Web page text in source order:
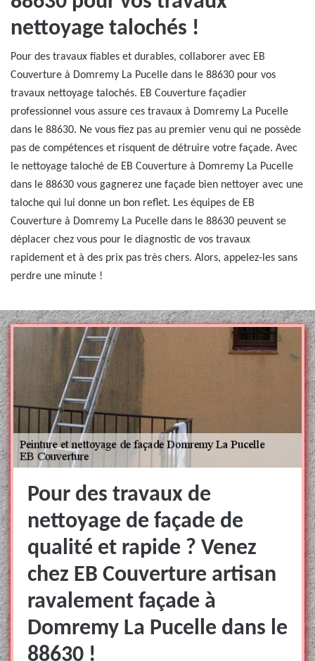
nettoyage talochés !
Pour des travaux fiables et durables, collaborer avec EB
Couverture à Domremy La Pucelle dans le 88630 pour vos
travaux nettoyage talochés. EB Couverture façadier
professionnel vous assure ces travaux à Domremy La Pucelle
dans le 88630. Ne vous fiez pas au premier venu qui ne possède
pas de compétences et risquent de détruire votre façade. Avec
le nettoyage taloché de EB Couverture à Domremy La Pucelle
dans le 88630 vous gagnerez une façade bien nettoyer avec une
taloche qui lui donne un bon reflet. Les équipes de EB
Couverture à Domremy La Pucelle dans le 88630 peuvent se
déplacer chez vous pour le diagnostic de vos travaux
rapidement et à des prix pas très chers. Alors, appelez-les sans
perdre une minute !
Pour des travaux de
nettoyage de façade de
qualité et rapide ? Venez
chez EB Couverture artisan
ravalement façade à
Domremy La Pucelle dans le
88630 !